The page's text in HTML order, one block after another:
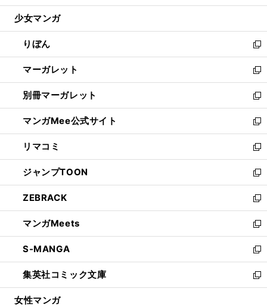
開
ウ
開
く
ン
ウ
で
開
く
ウ
ン
ド
ウ
で
開
く
し
ウ
ィ
ン
ド
ウ
で
開
く
少女マンガ
りぼん
新
し
い
ウ
ィ
ン
ド
ウ
で
開
く
マーガレット
新
し
い
ウ
ィ
ン
ド
ウ
で
開
く
別冊マーガレット
新
し
い
ウ
ィ
ン
ド
ウ
で
開
く
マンガMee公式サイト
新
し
い
ウ
ィ
ン
ド
ウ
で
開
く
リマコミ
新
し
い
ウ
ィ
ン
ド
ウ
で
開
く
ジャンプTOON
新
し
い
ウ
ィ
ン
ド
ウ
で
開
ZEBRACK
新
し
い
ウ
ィ
ン
ド
ウ
マンガMeets
新
し
い
ウ
ィ
ン
S-MANGA
新
し
い
ウ
集英社コミック文庫
新
し
女性マンガ